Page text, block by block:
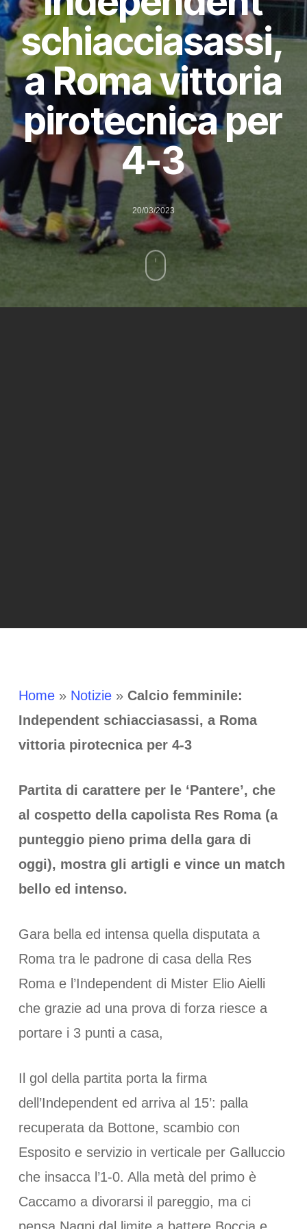
schiacciasassi,
a Roma vittoria
pirotecnica per
4-3
20/03/2023
Home» Notizie» Calcio femminile:
Independent schiacciasassi, a Roma
vittoria pirotecnica per 4-3
Partita di carattere per le ‘Pantere’, che
al cospetto della capolista Res Roma (a
punteggio pieno prima della gara di
oggi), mostra gli artigli e vince un match
bello ed intenso.
Gara bella ed intensa quella disputata a
Roma tra le padrone di casa della Res
Roma e l’Independent di Mister Elio Aielli
che grazie ad una prova di forza riesce a
portare i 3 punti a casa,
Il gol della partita porta la firma
dell’Independent ed arriva al 15’: palla
recuperata da Bottone, scambio con
Esposito e servizio in verticale per Galluccio
che insacca l’1-0. Alla metà del primo è
Caccamo a divorarsi il pareggio, ma ci